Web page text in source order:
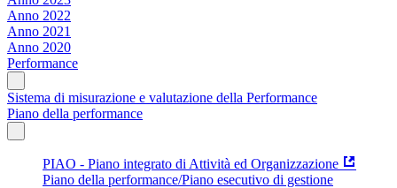
Anno 2022
Anno 2021
Anno 2020
Performance
Sistema di misurazione e valutazione della Performance
Piano della performance
PIAO - Piano integrato di Attività ed Organizzazione
Piano della performance/Piano esecutivo di gestione